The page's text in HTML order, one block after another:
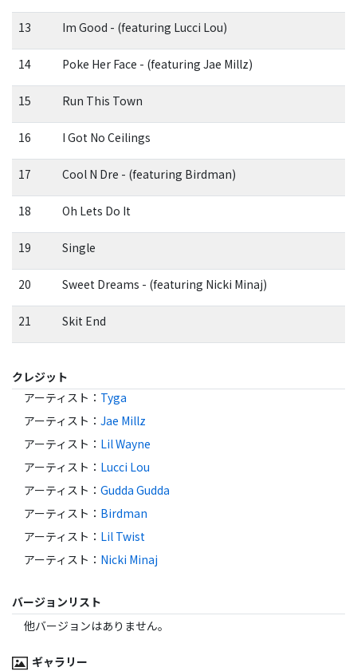
13 Im Good - (featuring Lucci Lou)
14 Poke Her Face - (featuring Jae Millz)
15 Run This Town
16 I Got No Ceilings
17 Cool N Dre - (featuring Birdman)
18 Oh Lets Do It
19 Single
20 Sweet Dreams - (featuring Nicki Minaj)
21 Skit End
クレジット
アーティスト ： Tyga
アーティスト ： Jae Millz
アーティスト ： Lil Wayne
アーティスト ： Lucci Lou
アーティスト ： Gudda Gudda
アーティスト ： Birdman
アーティスト ： Lil Twist
アーティスト ： Nicki Minaj
バージョンリスト
他バージョンはありません。
ギャラリー